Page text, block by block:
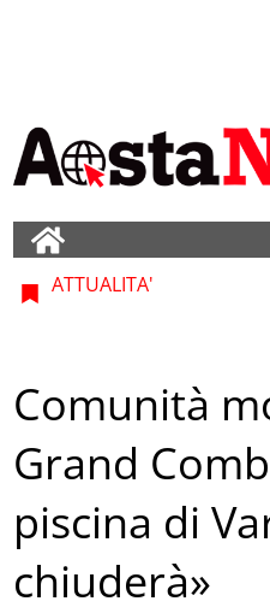
ATTUALITA'
Comunità
Grand
piscina di
chiuderà»